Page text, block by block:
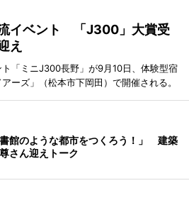
イベント 「J300」大賞受
え
「ミニJ300長野」が9月10日、体験型宿
ーズ」（松本市下岡田）で開催される。
館のような都市をつくろう！」 建築
さん迎えトーク